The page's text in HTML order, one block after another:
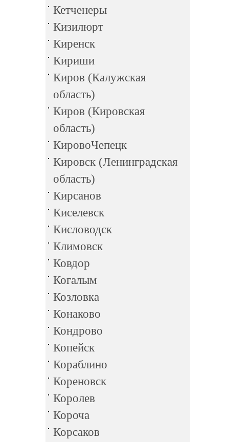
Кетченеры
Кизилюрт
Киренск
Кириши
Киров (Калужская
область)
Киров (Кировская
область)
КировоЧепецк
Кировск (Ленинградская
область)
Кирсанов
Киселевск
Кисловодск
Климовск
Ковдор
Когалым
Козловка
Конаково
Кондрово
Копейск
Кораблино
Кореновск
Королев
Короча
Корсаков